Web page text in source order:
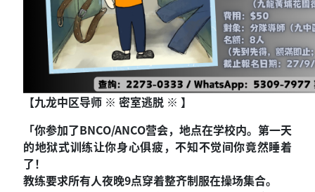
【九龙中区导师 ※ 密室逃脱 ※ 】
「你参加了BNCO/ANCO营会，地点在学校内。第一天
的地狱式训练让你身心俱疲，不知不觉间你竟然睡着
了！
教练要求所有人夜晚9点穿着整齐制服在操场集合。